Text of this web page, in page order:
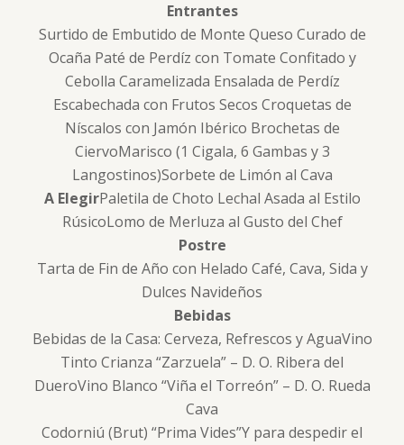
Entrantes
Surtido de Embutido de Monte Queso Curado de
Ocaña Paté de Perdíz con Tomate Confitado y
Cebolla Caramelizada Ensalada de Perdíz
Escabechada con Frutos Secos Croquetas de
Níscalos con Jamón Ibérico Brochetas de
CiervoMarisco (1 Cigala, 6 Gambas y 3
Langostinos)Sorbete de Limón al Cava
A ElegirPaletila de Choto Lechal Asada al Estilo
RúsicoLomo de Merluza al Gusto del Chef
Postre
Tarta de Fin de Año con Helado Café, Cava, Sida y
Dulces Navideños
Bebidas
Bebidas de la Casa: Cerveza, Refrescos y AguaVino
Tinto Crianza “Zarzuela” – D. O. Ribera del
DueroVino Blanco “Viña el Torreón” – D. O. Rueda
Cava
Codorniú (Brut) “Prima Vides”Y para despedir el